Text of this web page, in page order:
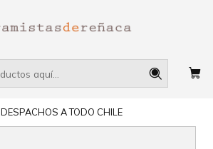
DESPACHOS A TODO CHILE